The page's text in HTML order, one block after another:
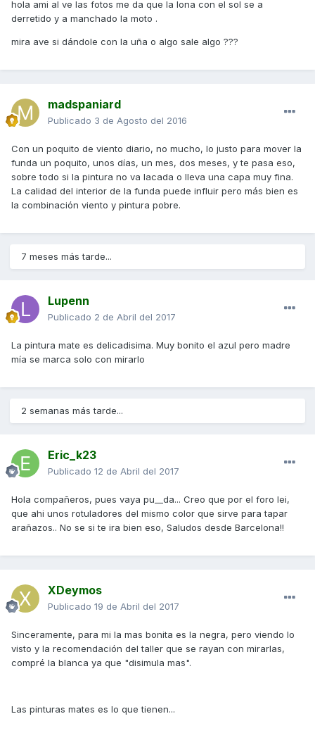
hola ami al ve las fotos me da que la lona con el sol se a
derretido y a manchado la moto .
mira ave si dándole con la uña o algo sale algo ???
madspaniard
Publicado 3 de Agosto del 2016
Con un poquito de viento diario, no mucho, lo justo para mover la
funda un poquito, unos días, un mes, dos meses, y te pasa eso,
sobre todo si la pintura no va lacada o lleva una capa muy fina.
La calidad del interior de la funda puede influir pero más bien es
la combinación viento y pintura pobre.
7 meses más tarde...
Lupenn
Publicado 2 de Abril del 2017
La pintura mate es delicadisima. Muy bonito el azul pero madre
mía se marca solo con mirarlo
2 semanas más tarde...
Eric_k23
Publicado 12 de Abril del 2017
Hola compañeros, pues vaya pu__da... Creo que por el foro lei,
que ahi unos rotuladores del mismo color que sirve para tapar
arañazos.. No se si te ira bien eso, Saludos desde Barcelona!!
XDeymos
Publicado 19 de Abril del 2017
Sinceramente, para mi la mas bonita es la negra, pero viendo lo
visto y la recomendación del taller que se rayan con mirarlas,
compré la blanca ya que "disimula mas".
Las pinturas mates es lo que tienen...